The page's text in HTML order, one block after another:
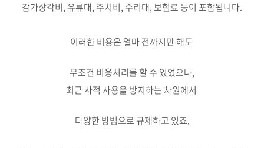
감가상각비, 유류대, 주치비, 수리대, 보험료 등이 포함됩니다.
이러한 비용은 얼마 전까지만 해도
무조건 비용처리를 할 수 있었으나,
최근 사적 사용을 방지하는 차원에서
다양한 방법으로 규제하고 있죠.